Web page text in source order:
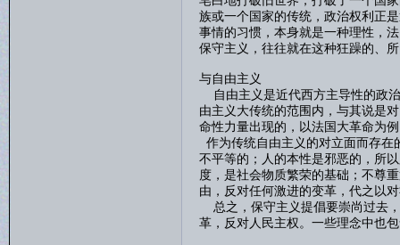
族或一个国家的传统，政治权利正
事情的习惯，本身就是一种理性，
保守主义，往往就在这种狂躁的、
与自由主义
自由主义是近代西方主导性的政
由主义大传统的范围内，与其说是
命性力量出现的，以法国大革命为
作为传统自由主义的对立面而存
不平等的；人的本性是邪恶的，所
度，是社会物质繁荣的基础；不尊
由，反对任何激进的变革，代之以
总之，保守主义提倡要崇尚过去
革，反对人民主权。一些理念中也